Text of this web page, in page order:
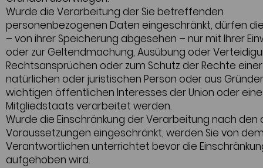
Wurde die Verarbeitung der Sie betreffenden
personenbezogenen Daten eingeschränkt, dürfen
– von ihrer Speicherung abgesehen – nur mit Ihrer
oder zur Geltendmachung, Ausübung oder
Rechtsansprüchen oder zum Schutz der Rechte
natürlichen oder juristischen Person oder aus
wichtigen öffentlichen Interesses der Union oder
Mitgliedstaats verarbeitet werden.
Wurde die Einschränkung der Verarbeitung nach den
Voraussetzungen eingeschränkt, werden Sie von
Verantwortlichen unterrichtet bevor die
aufgehoben wird.